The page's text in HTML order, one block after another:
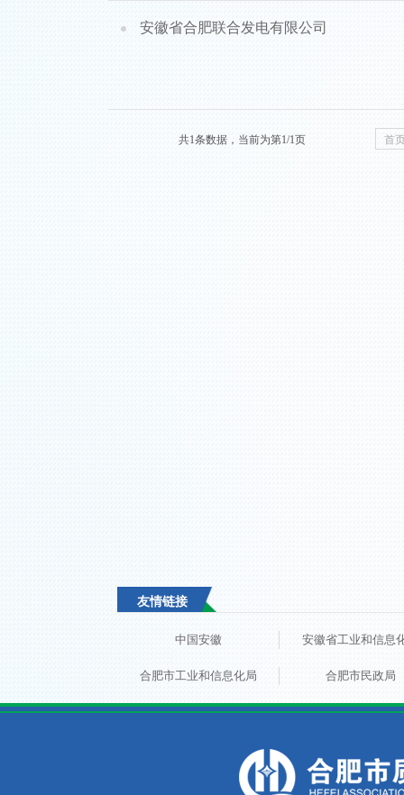
安徽省合肥联合发电有限公司
共1条数据，当前为第1/1页 首
友情链接
中国安徽 安徽省工业和信息
合肥市工业和信息化局 合肥市民政局